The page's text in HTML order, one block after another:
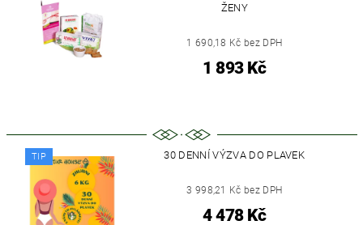
ŽENY
1 690,18 Kč bez DPH
1 893 Kč
TIP 30 DENNÍ VÝZVA DO PLAVEK
3 998,21 Kč bez DPH
4 478 Kč